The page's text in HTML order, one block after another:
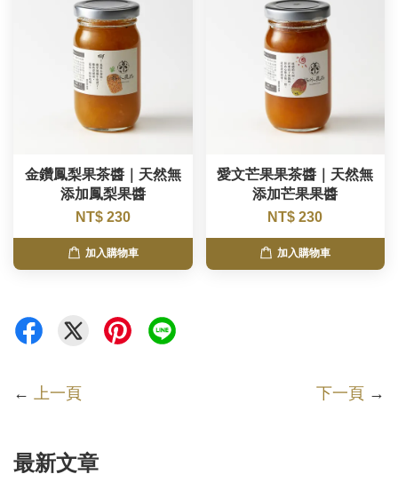
金鑽鳳梨果茶醬｜天然無
添加鳳梨果醬
NT$ 230
加入購物車
愛文芒果果茶醬｜天然無
添加芒果果醬
NT$ 230
加入購物車
← 上一頁 下一頁 →
最新文章